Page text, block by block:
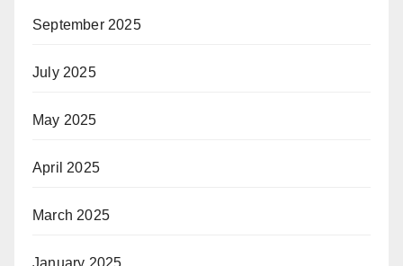
September 2025
July 2025
May 2025
April 2025
March 2025
January 2025